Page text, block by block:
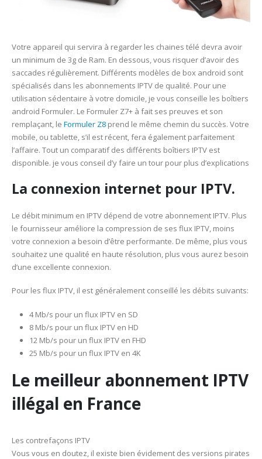
Votre appareil qui servira à regarder les chaines télé devra avoir
un minimum de 3g de Ram. En dessous, vous risquer d’avoir des
saccades régulièrement. Différents modèles de box android sont
spécialisés dans les abonnements IPTV de qualité. Pour une
utilisation sédentaire à votre domicile, je vous conseille les boîtiers
android Formuler. Le Formuler Z7+ à fait ses preuves et son
remplaçant, le Formuler Z8 prend le même chemin du succès. Votre
mobile, ou tablette, s’il est récent, fera également parfaitement
l’affaire. Tout un comparatif des différents boîtiers IPTV est
disponible. je vous conseil d’y faire un tour pour plus d’explications
La connexion internet pour IPTV.
Le débit minimum en IPTV dépend de votre abonnement IPTV. Plus
le fournisseur améliore la compression de ses flux IPTV, moins
votre connexion a besoin d’être performante. De même, plus vous
souhaitez une qualité en haute résolution, plus vous aurez besoin
d’une excellente connexion.
Pour les flux IPTV, il est généralement conseillé les débits suivants:
4 Mb/s pour un flux IPTV en SD
8 Mb/s pour un flux IPTV en HD
12 Mb/s pour un flux IPTV en FHD
25 Mb/s pour un flux IPTV en 4K
Le meilleur abonnement IPTV
illégal en France
Les contrefaçons IPTV
Vous vous en doutez, il existe bien évidement des versions pirates